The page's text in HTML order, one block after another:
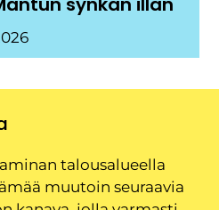
talousalueella
muutoin seuraavia